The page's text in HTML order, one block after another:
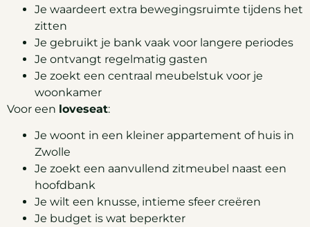
Je waardeert extra bewegingsruimte tijdens het
zitten
Je gebruikt je bank vaak voor langere periodes
Je ontvangt regelmatig gasten
Je zoekt een centraal meubelstuk voor je
woonkamer
Voor een loveseat:
Je woont in een kleiner appartement of huis in
Zwolle
Je zoekt een aanvullend zitmeubel naast een
hoofdbank
Je wilt een knusse, intieme sfeer creëren
Je budget is wat beperkter